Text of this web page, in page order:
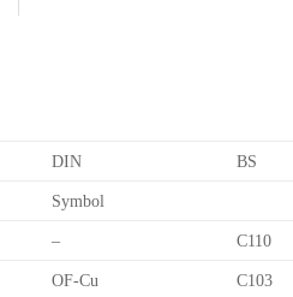
DIN BS
Symbol
– C110
OF-Cu C103